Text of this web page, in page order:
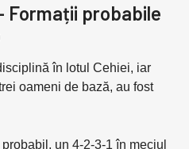
Formații probabile
în lotul Cehiei, iar
oameni de bază, au fost
un 4-2-3-1 în meciul